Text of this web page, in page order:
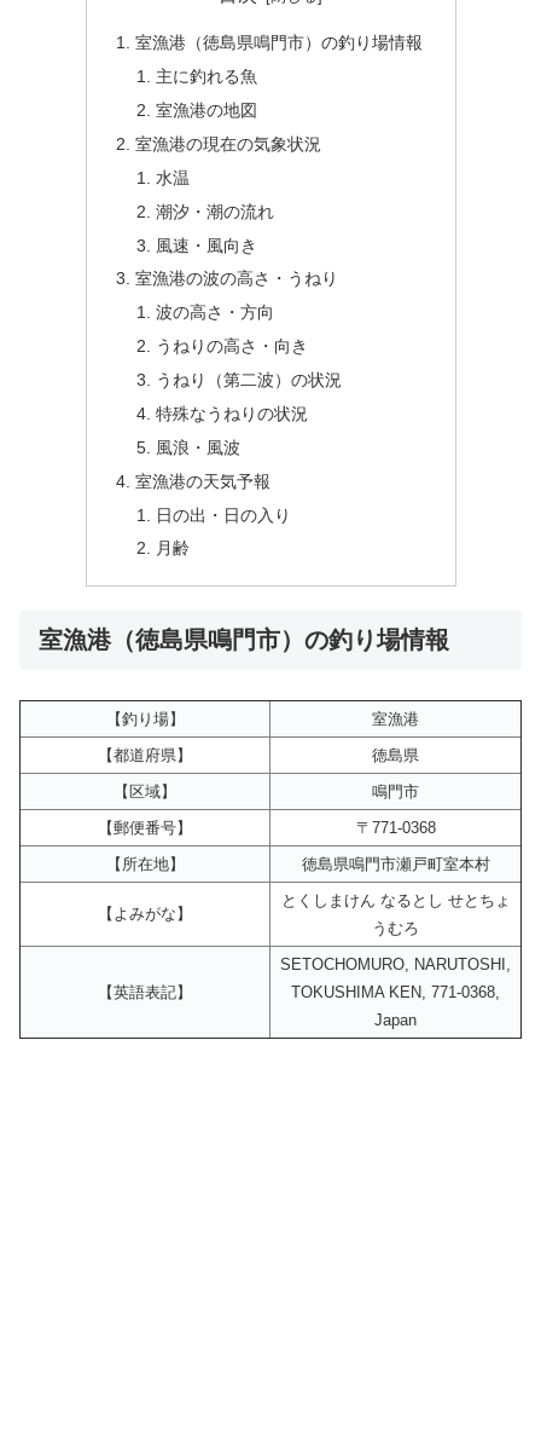
室漁港（徳島県鳴門市）の釣り場情報
主に釣れる魚
室漁港の地図
室漁港の現在の気象状況
水温
潮汐・潮の流れ
風速・風向き
室漁港の波の高さ・うねり
波の高さ・方向
うねりの高さ・向き
うねり（第二波）の状況
特殊なうねりの状況
風浪・風波
室漁港の天気予報
日の出・日の入り
月齢
室漁港（徳島県鳴門市）の釣り場情報
【釣り場】
室漁港
【都道府県】
徳島県
【区域】
鳴門市
【郵便番号】
〒771-0368
【所在地】
徳島県鳴門市瀬戸町室本村
【よみがな】
とくしまけん なるとし せとちょ
うむろ
【英語表記】
SETOCHOMURO, NARUTOSHI,
TOKUSHIMA KEN, 771-0368,
Japan